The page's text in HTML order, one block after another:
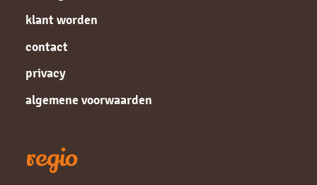
klant worden
contact
privacy
algemene voorwaarden
regio